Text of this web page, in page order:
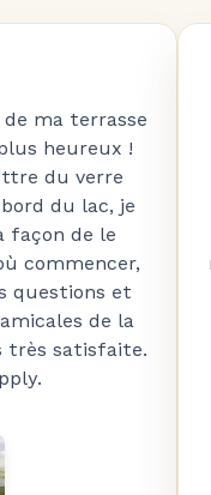
ma terrasse
heureux !
du verre
du lac, je
façon de le
commencer,
questions et
de la
très satisfaite.